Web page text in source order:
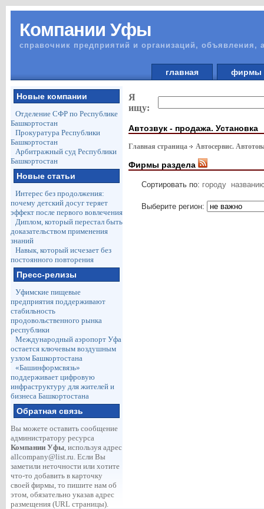
Компании Уфы
справочник предприятий и организаций, объявления,
главная
Новые компании
Отделение СФР по Республике
Башкортостан
Прокуратура Республики
Башкортостан
Арбитражный суд Республики
Башкортостан
Новые статьи
Интерес без продолжения:
почему детский досуг теряет
эффект после первого вовлечения
Диплом, который перестал быть
доказательством применения
знаний
Навык, который исчезает без
постоянного повторения
Пресс-релизы
Уфимские пищевые
предприятия поддерживают
стабильность
продовольственного рынка
республики
Международный аэропорт Уфа
остается ключевым воздушным
узлом Башкортостана
«Башинформсвязь»
поддерживает цифровую
инфраструктуру для жителей и
бизнеса Башкортостана
Обратная связь
Вы можете оставить сообщение
администратору ресурса
Компании Уфы, используя адрес
allcompany@list.ru. Если Вы
заметили неточности или хотите
что-то добавить в карточку
своей фирмы, то пишите нам об
этом, обязательно указав адрес
размещения (URL страницы).
Я
ищу:
Автозвук - продажа. Установка
Главная страница Автосервис.
Фирмы раздела
Сортировать по: городу
Выберите регион: